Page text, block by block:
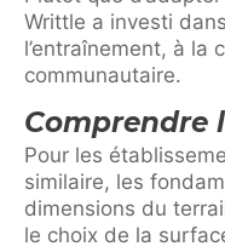
Writtle a investi
l’entraînement, à la
communautaire.
Comprendre
Pour les
similaire, les
dimensions du
le choix de la